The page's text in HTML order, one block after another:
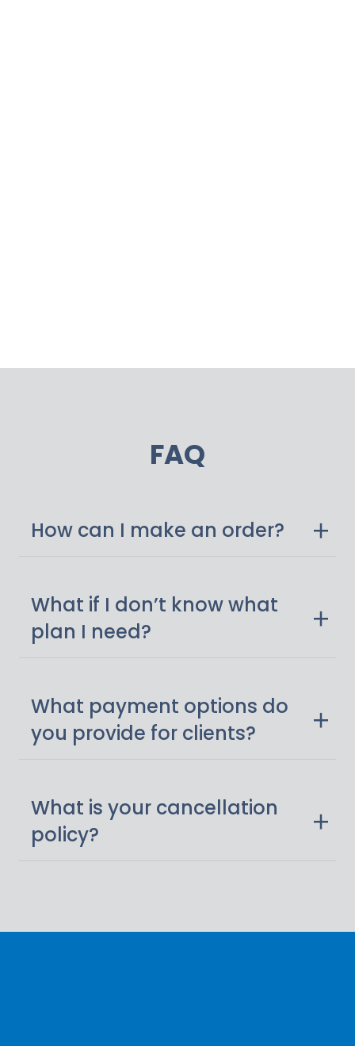
FAQ
How can I make an order?
What if I don’t know what
plan I need?
What payment options do
you provide for clients?
What is your cancellation
policy?